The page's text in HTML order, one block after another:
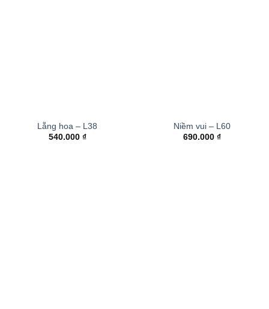
Lẵng hoa – L38
540.000 ₫
Niềm vui – L60
690.000 ₫